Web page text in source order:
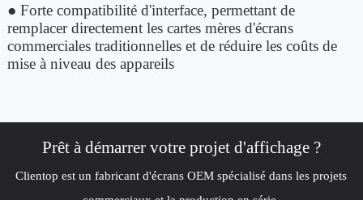
● Forte compatibilité d'interface, permettant de
remplacer directement les cartes mères d'écrans
commerciales traditionnelles et de réduire les coûts de
mise à niveau des appareils
Prêt à démarrer votre projet d'affichage ?
Clientop est un fabricant d'écrans OEM spécialisé dans les projets